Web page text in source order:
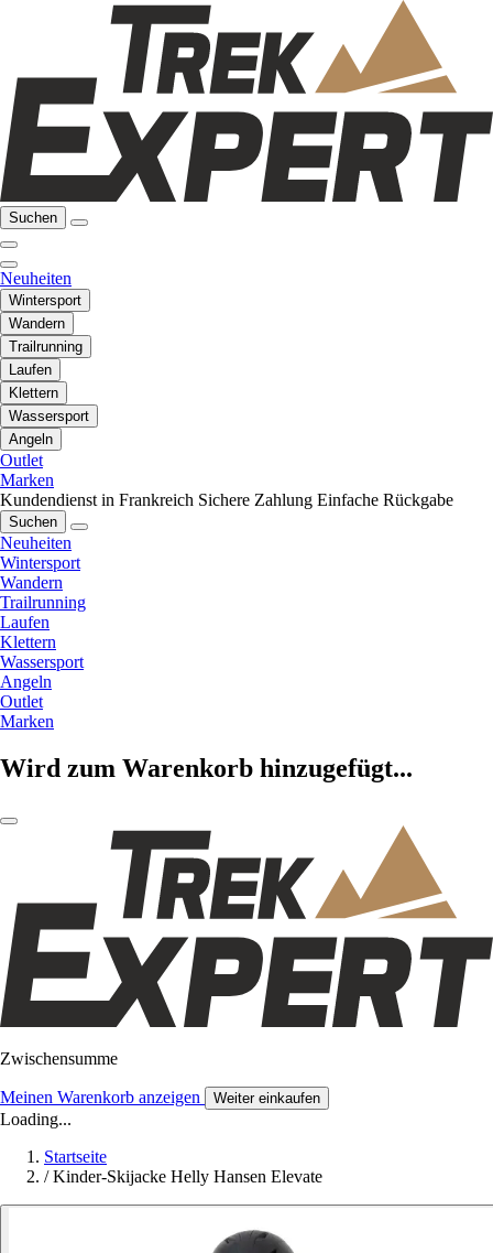
Suchen
Neuheiten
Wintersport
Wandern
Trailrunning
Laufen
Klettern
Wassersport
Angeln
Outlet
Marken
Kundendienst in Frankreich Sichere Zahlung Einfache Rückgabe
Suchen
Neuheiten
Wintersport
Wandern
Trailrunning
Laufen
Klettern
Wassersport
Angeln
Outlet
Marken
Wird zum Warenkorb hinzugefügt...
Zwischensumme
Meinen Warenkorb anzeigen Weiter einkaufen
Loading...
Startseite
/ Kinder-Skijacke Helly Hansen Elevate